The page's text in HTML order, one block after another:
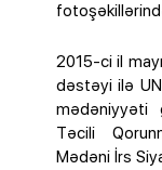
2015-ci il
dəstəyi ilə
mədəniyyəti
Təcili
Mədəni İrs